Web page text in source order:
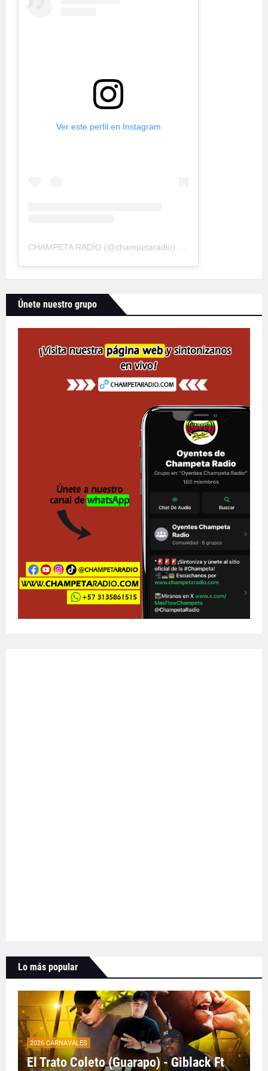
Ver este perfil en Instagram
CHAMPETA RADIO (@champetaradio) • Fotos y videos de Instagram
Únete nuestro grupo
Lo más popular
2026 CARNAVALES
El Trato Coleto (Guarapo) - Giblack Ft